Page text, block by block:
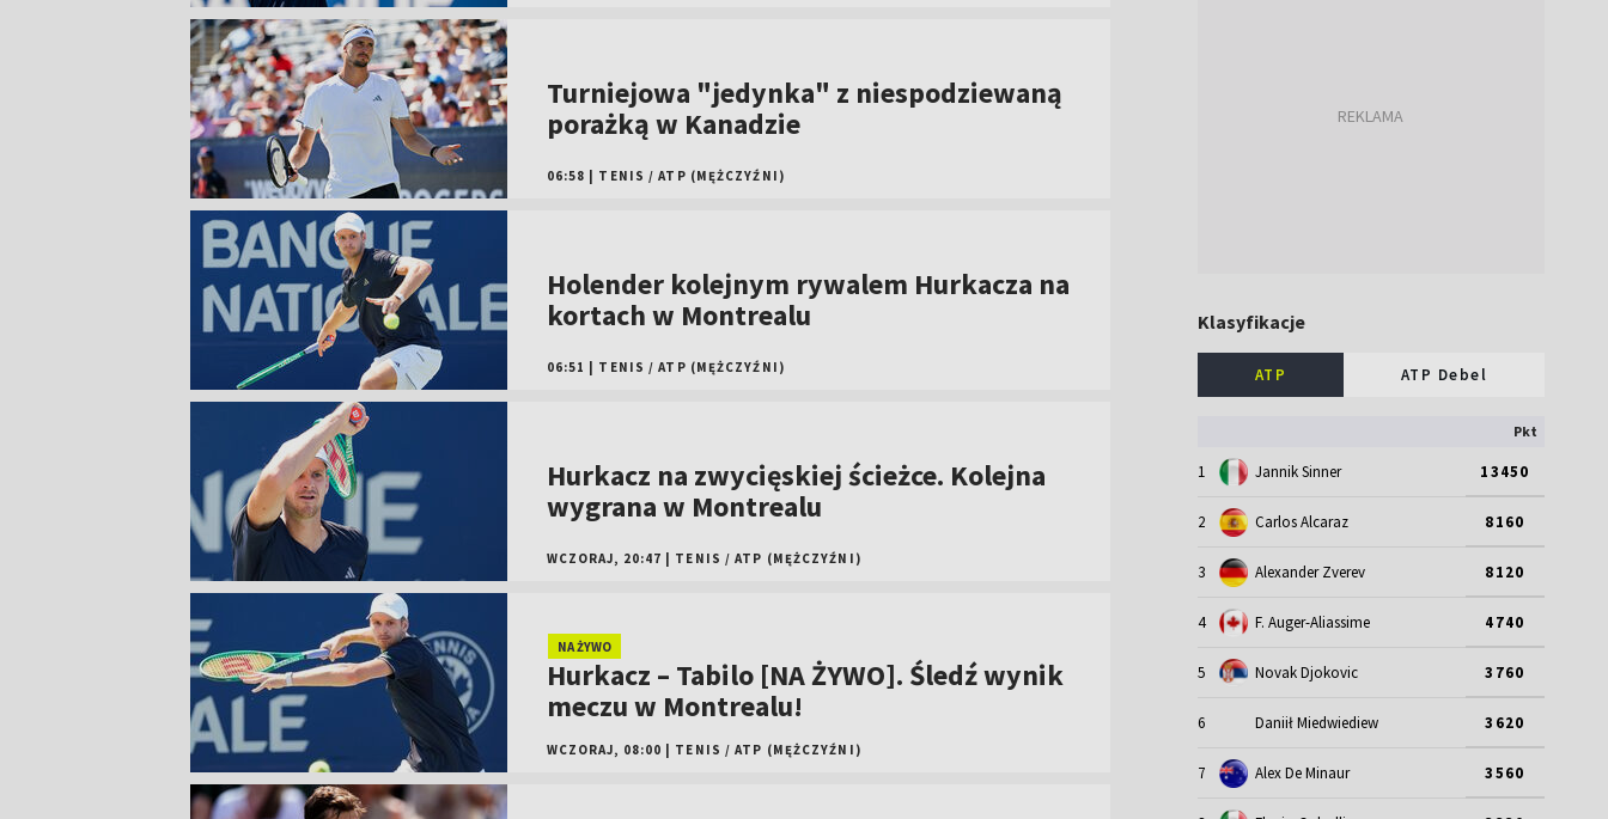
Turniejowa "jedynka" z niespodziewaną
porażką w Kanadzie
06:58 TENIS / ATP (MĘŻCZYŹNI)
Holender kolejnym rywalem Hurkacza na
kortach w Montrealu
06:51 TENIS / ATP (MĘŻCZYŹNI)
Hurkacz na zwycięskiej ścieżce. Kolejna
wygrana w Montrealu
WCZORAJ, 20:47 TENIS / ATP (MĘŻCZYŹNI)
NA ŻYWO
Hurkacz – Tabilo [NA ŻYWO]. Śledź wynik
meczu w Montrealu!
WCZORAJ, 08:00 TENIS / ATP (MĘŻCZYŹNI)
Klasyfikacje
ATP ATP Debel
Pkt
1 Jannik Sinner 13450
2 Carlos Alcaraz 8160
3 Alexander Zverev 8120
4 F. Auger-Aliassime 4740
5 Novak Djokovic 3760
6 Daniił Miedwiediew 3620
7 Alex De Minaur 3560